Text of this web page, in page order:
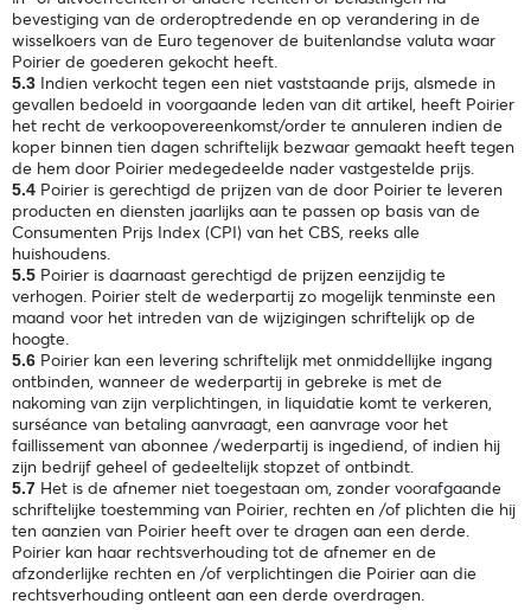
bevestiging van de orderoptredende en op verandering in de
wisselkoers van de Euro tegenover de buitenlandse valuta waar
Poirier de goederen gekocht heeft.
5.3 Indien verkocht tegen een niet vaststaande prijs, alsmede in
gevallen bedoeld in voorgaande leden van dit artikel, heeft Poirier
het recht de verkoopovereenkomst/order te annuleren indien de
koper binnen tien dagen schriftelijk bezwaar gemaakt heeft tegen
de hem door Poirier medegedeelde nader vastgestelde prijs.
5.4 Poirier is gerechtigd de prijzen van de door Poirier te leveren
producten en diensten jaarlijks aan te passen op basis van de
Consumenten Prijs Index (CPI) van het CBS, reeks alle
huishoudens.
5.5 Poirier is daarnaast gerechtigd de prijzen eenzijdig te
verhogen. Poirier stelt de wederpartij zo mogelijk tenminste een
maand voor het intreden van de wijzigingen schriftelijk op de
hoogte.
5.6 Poirier kan een levering schriftelijk met onmiddellijke ingang
ontbinden, wanneer de wederpartij in gebreke is met de
nakoming van zijn verplichtingen, in liquidatie komt te verkeren,
surséance van betaling aanvraagt, een aanvrage voor het
faillissement van abonnee /wederpartij is ingediend, of indien hij
zijn bedrijf geheel of gedeeltelijk stopzet of ontbindt.
5.7 Het is de afnemer niet toegestaan om, zonder voorafgaande
schriftelijke toestemming van Poirier, rechten en /of plichten die hij
ten aanzien van Poirier heeft over te dragen aan een derde.
Poirier kan haar rechtsverhouding tot de afnemer en de
afzonderlijke rechten en /of verplichtingen die Poirier aan die
rechtsverhouding ontleent aan een derde overdragen.